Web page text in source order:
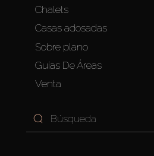
Chalets
Casas adosadas
Sobre plano
Guías De Áreas
Venta